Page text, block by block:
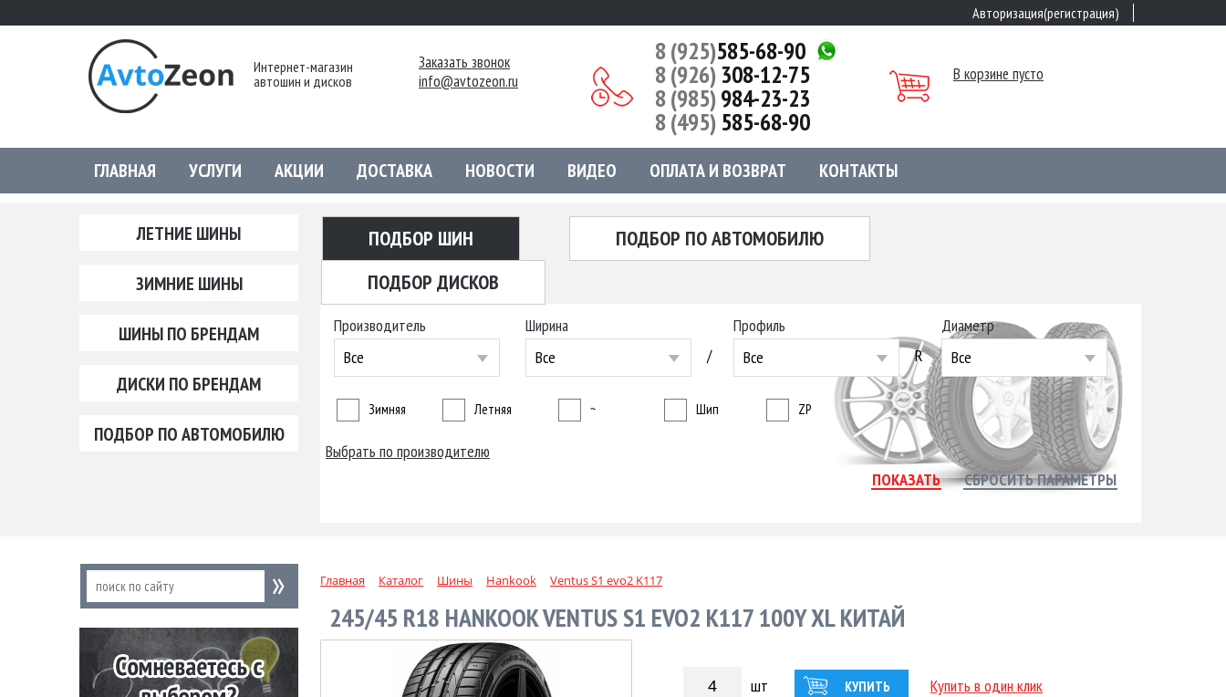
Авторизация(регистрация)
Интернет-магазин
автошин и дисков
Заказать звонок
info@avtozeon.ru
8 (925)585-68-90
8 (926) 308-12-75
8 (985)984-23-23
8 (495) 585-68-90
В корзине пусто
ГЛАВНАЯ УСЛУГИ АКЦИИ ДОСТАВКА НОВОСТИ ВИДЕО ОПЛАТА И ВОЗВРАТ КОНТАКТЫ
ЛЕТНИЕ ШИНЫ
ЗИМНИЕ ШИНЫ
ШИНЫ ПО БРЕНДАМ
ДИСКИ ПО БРЕНДАМ
ПОДБОР ПО АВТОМОБИЛЮ
ПОДБОР ШИН
ПОДБОР ПО АВТОМОБИЛЮ
ПОДБОР ДИСКОВ
Производитель
Все
Ширина
Все
/
Профиль
Все
R
Диаметр
Все
Зимняя Летняя ~ Шип ZP
Выбрать по производителю
Главная Каталог Шины Hankook Ventus S1 evo2 K117
245/45 R18 HANKOOK VENTUS S1 EVO2 K117 100Y XL КИТАЙ
шт КУПИТЬ Купить в один клик